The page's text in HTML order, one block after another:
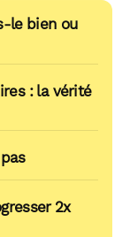
le bien ou
: la vérité
2x